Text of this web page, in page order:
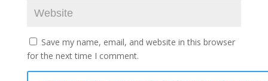
Save my name, email, and website in this browser
for the next time I comment.